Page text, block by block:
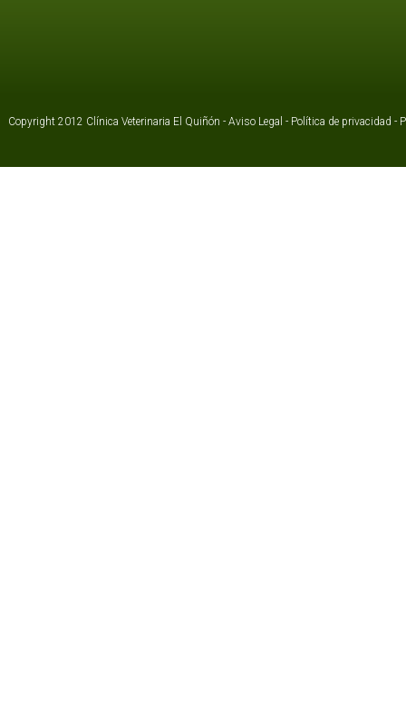
Copyright 2012 Clínica Veterinaria El Quiñón - Aviso Legal - Política de privacidad -